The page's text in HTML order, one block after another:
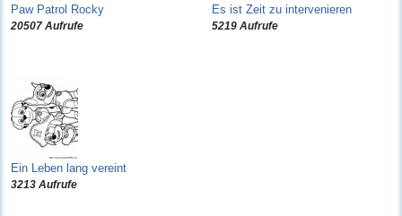
Paw Patrol Rocky
20507 Aufrufe
Es ist Zeit zu intervenieren
5219 Aufrufe
Ein Leben lang vereint
3213 Aufrufe